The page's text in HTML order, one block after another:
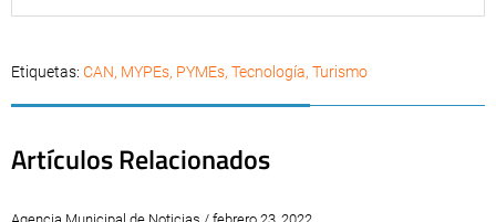
Etiquetas: CAN, MYPEs, PYMEs, Tecnología, Turismo
Artículos Relacionados